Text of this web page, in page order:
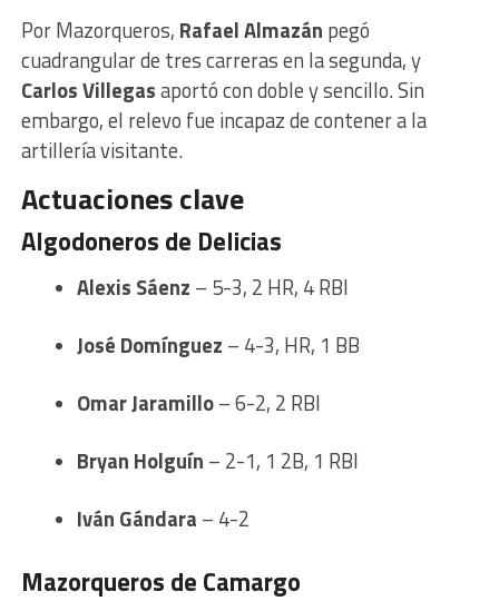
Por Mazorqueros, Rafael Almazán pegó
cuadrangular de tres carreras en la segunda, y
Carlos Villegasaportó con doble y sencillo. Sin
embargo, el relevo fue incapaz de contener a la
artillería visitante.
Actuaciones clave
Algodoneros de Delicias
Alexis Sáenz – 5-3, 2 HR, 4 RBI
José Domínguez – 4-3, HR, 1 BB
Omar Jaramillo– 6-2, 2 RBI
Bryan Holguín – 2-1, 1 2B, 1 RBI
Iván Gándara – 4-2
Mazorqueros de Camargo